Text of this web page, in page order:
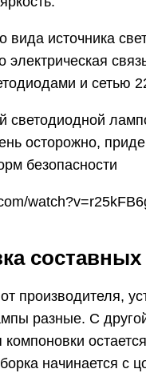
вида источника
электрическая
и сетью
светодиодной
осторожно,
безопасности
составных
производителя,
разные. С
остается
начинается с